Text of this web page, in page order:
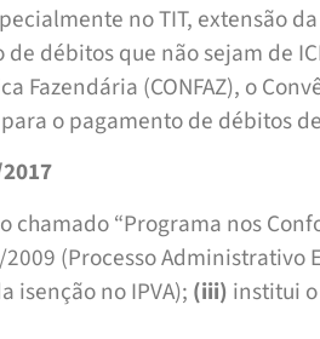
no TIT, extensão
débitos que não sejam de
Fazendária (CONFAZ), o
o pagamento de débitos
chamado “Programa nos
(Processo Administrativo
isenção no IPVA); (iii) institui